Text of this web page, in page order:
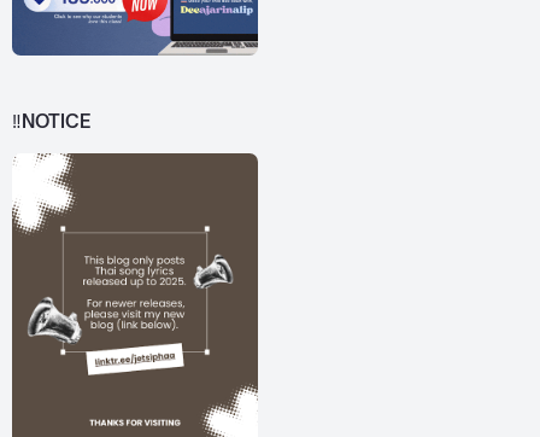
‼️NOTICE